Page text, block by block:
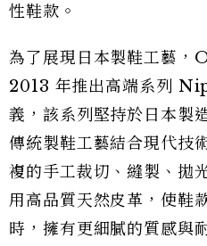
性鞋款。
為了展現日本製鞋工藝
2013 年推出高端系列
義，該系列堅持於日本製
傳統製鞋工藝結合現代技
複的手工裁切、縫製、拋
用高品質天然皮革，使鞋
時，擁有更細膩的質感